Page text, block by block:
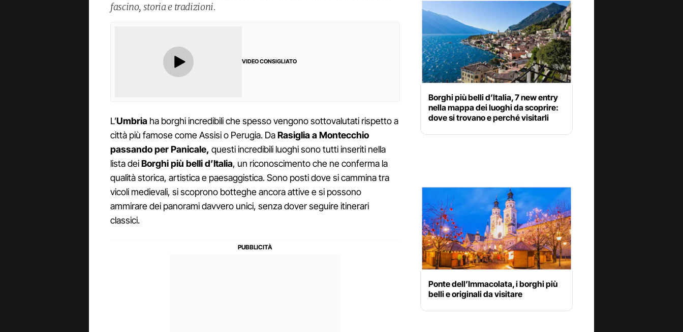
fascino, storia e tradizioni.
VIDEO CONSIGLIATO
L’Umbria ha borghi incredibili che spesso vengono sottovalutati rispetto a
città più famose come Assisi o Perugia. DaRasiglia a Montecchio
passando per Panicale, questi incredibili luoghi sono tutti inseriti nella
lista deiBorghi più belli d’Italia, un riconoscimento che ne conferma la
qualità storica, artistica e paesaggistica. Sono posti dove si cammina tra
vicoli medievali, si scoprono botteghe ancora attive e si possono
ammirare dei panorami davvero unici, senza dover seguire itinerari
classici.
Borghi più belli d’Italia, 7 new entry
nella mappa dei luoghi da scoprire:
dove si trovano e perché visitarli
Ponte dell’Immacolata, i borghi più
belli e originali da visitare